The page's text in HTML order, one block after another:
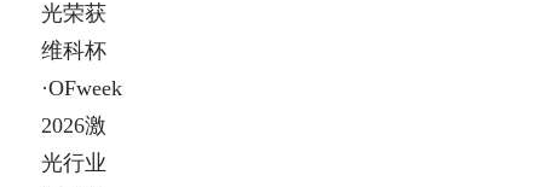
光荣获
维科杯
·OFweek
2026激
光行业